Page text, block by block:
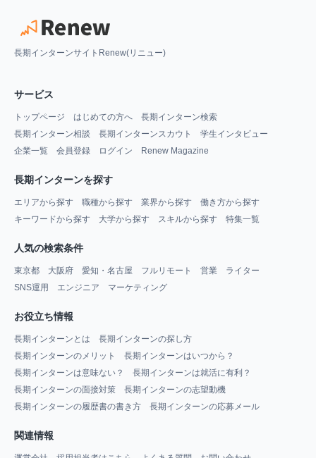
長期インターンサイトRenew(リニュー)
サービス
トップページ はじめての方へ
長期インターン検索
長期インターン相談
長期インターンスカウト
学生インタビュー
企業一覧
会員登録 ログイン Renew Magazine
長期インターンを探す
エリアから探す 職種から探す 業界から探す
働き方から探す
キーワードから探す
大学から探す スキルから探す 特集一覧
人気の検索条件
東京都 大阪府 愛知・名古屋 フルリモート 営業
ライター
SNS運用
エンジニア マーケティング
お役立ち情報
長期インターンとは
長期インターンの探し方
長期インターンのメリット
長期インターンはいつから？
長期インターンは意味ない？
長期インターンは就活に有利？
長期インターンの面接対策
長期インターンの志望動機
長期インターンの履歴書の書き方
長期インターンの応募メール
関連情報